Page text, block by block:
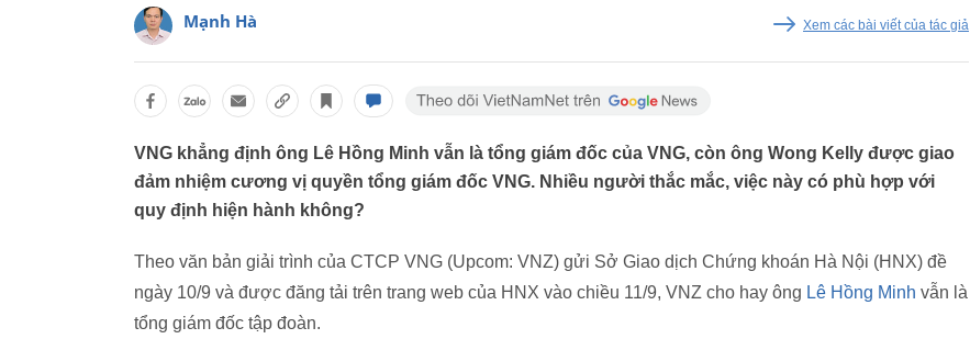
Mạnh Hà Xem các bài viết của tác giả
VNG khẳng định ông Lê Hồng Minh vẫn là tổng giám đốc của VNG, còn ông Wong Kelly được giao
đảm nhiệm cương vị quyền tổng giám đốc VNG. Nhiều người thắc mắc, việc này có phù hợp với
quy định hiện hành không?
Theo văn bản giải trình của CTCP VNG (Upcom: VNZ) gửi Sở Giao dịch Chứng khoán Hà Nội (HNX) đề
ngày 10/9 và được đăng tải trên trang web của HNX vào chiều 11/9, VNZ cho hay ông Lê Hồng Minh vẫn là
tổng giám đốc tập đoàn.